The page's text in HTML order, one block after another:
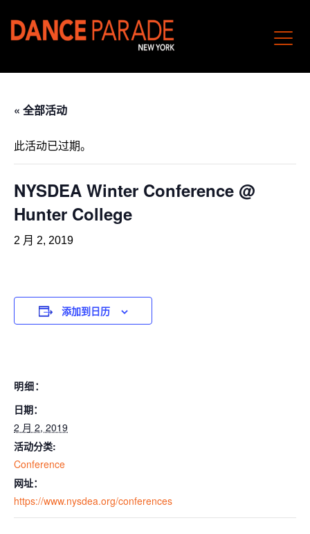
« 全部活动
此活动已过期。
NYSDEA Winter Conference @
Hunter College
2 月 2, 2019
添加到日历
明细：
日期：
2 月 2, 2019
活动分类:
Conference
网址：
https://www.nysdea.org/conferences